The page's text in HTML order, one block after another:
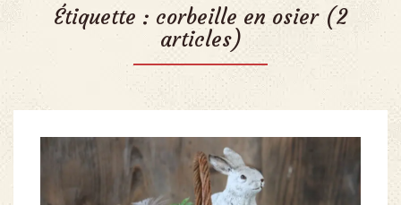
Étiquette : corbeille en osier(2
articles)